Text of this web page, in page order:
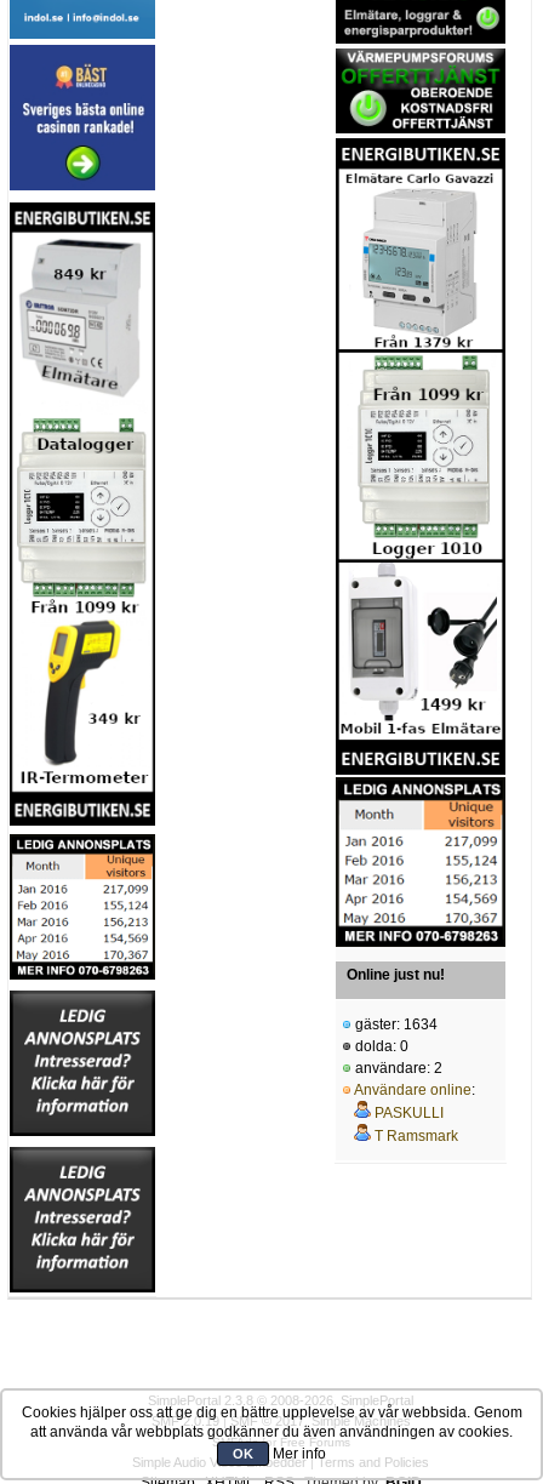
Online just nu!
gäster: 1634
dolda: 0
användare: 2
Användare online:
PASKULLI
T Ramsmark
SimplePortal 2.3.8 © 2008-2026, SimplePortal
SMF 2.0.19|SMF © 2017,Simple Machines
SMFAdsfor Free Forums
Simple Audio Video Embedder|Terms and Policies
Cookies hjälper oss att ge dig en bättre upplevelse av vår webbsida. Genom
att använda vår webbplats godkänner du även användningen av cookies.
OK Mer info